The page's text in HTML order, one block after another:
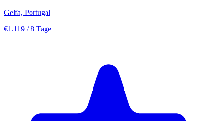
Gelfa, Portugal
€1.119 / 8 Tage